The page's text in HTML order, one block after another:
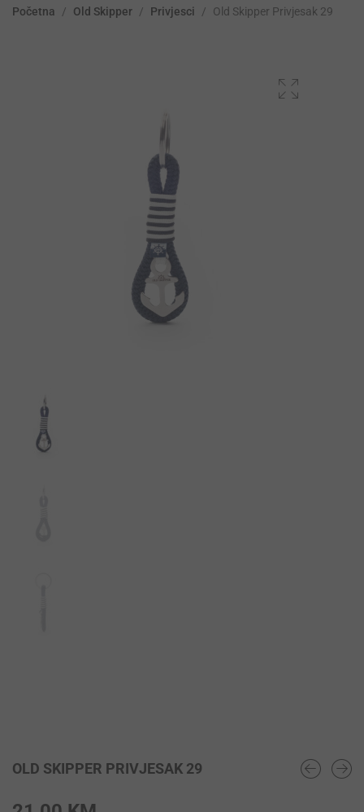
Početna / Old Skipper / Privjesci / Old Skipper Privjesak 29
OLD SKIPPER PRIVJESAK 29